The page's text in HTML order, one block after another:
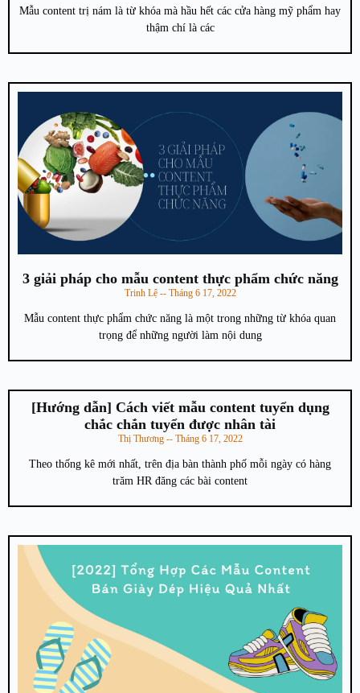
Mẫu content trị nám là từ khóa mà hầu hết các cửa hàng mỹ phẩm hay
thậm chí là các
3 giải pháp cho mẫu content thực phẩm chức năng
Trinh Lệ Tháng 6 17, 2022
Mẫu content thực phẩm chức năng là một trong những từ khóa quan
trọng để những người làm nội dung
[Hướng dẫn] Cách viết mẫu content tuyển dụng
chắc chắn tuyển được nhân tài
Thị Thương Tháng 6 17, 2022
Theo thống kê mới nhất, trên địa bàn thành phố mỗi ngày có hàng
trăm HR đăng các bài content